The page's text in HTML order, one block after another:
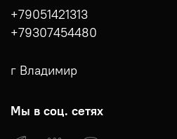
+79051421313
+79307454480
г Владимир
Мы в соц. сетях